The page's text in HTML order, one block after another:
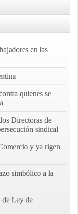
en las
quienes se
Directoras de
sindical
y ya rigen
simbólico a la
de Ley de